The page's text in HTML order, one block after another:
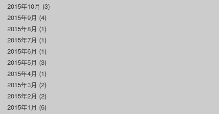
2015年10月 (3)
2015年9月 (4)
2015年8月 (1)
2015年7月 (1)
2015年6月 (1)
2015年5月 (3)
2015年4月 (1)
2015年3月 (2)
2015年2月 (2)
2015年1月 (6)